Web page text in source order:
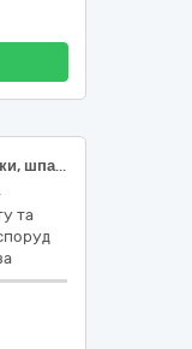
Код ДК 021:2015 – 44830000-7 Мастики, шпаклівки, замазки та розчинники (матеріал герметизуючий «МГБП» ОРЕОЛ-1)
та